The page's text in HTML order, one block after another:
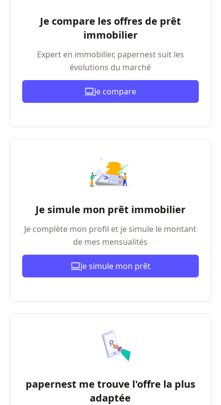
Je compare les offres de prêt
immobilier
Expert en immobilier, papernest suit les
évolutions du marché
Je compare
Je simule mon prêt immobilier
Je complète mon profil et je simule le montant
de mes mensualités
Je simule mon prêt
papernest me trouve l'offre la plus
adaptée